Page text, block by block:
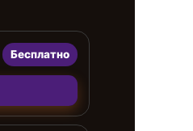
Бесплатно